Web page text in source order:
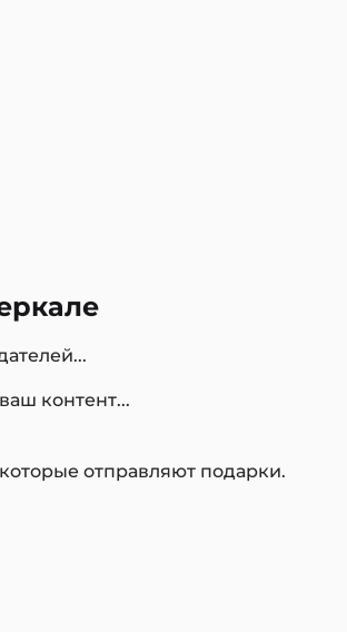
контент...
отправляют подарки.